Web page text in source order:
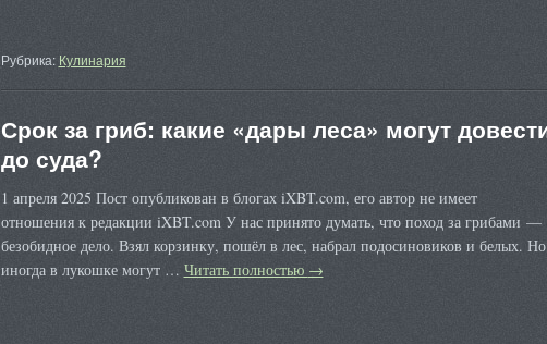
Рубрика: Кулинария
Срок за гриб: какие «дары леса» могут
до суда?
1 апреля 2025 Пост опубликован в блогах iXBT.com, его автор не имеет
отношения к редакции iXBT.com У нас принято думать, что поход за грибами —
безобидное дело. Взял корзинку, пошёл в лес, набрал подосиновиков и белых. Но
иногда в лукошке могут … Читать полностью →